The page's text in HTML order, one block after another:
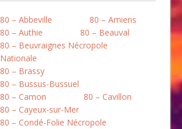
80 – Abbeville
80 – Amiens
80 – Authie
80 – Beauval
80 – Beuvraignes Nécropole
Nationale
80 – Brassy
80 – Bussus-Bussuel
80 – Camon
80 – Cavillon
80 – Cayeux-sur-Mer
80 – Condé-Folie Nécropole